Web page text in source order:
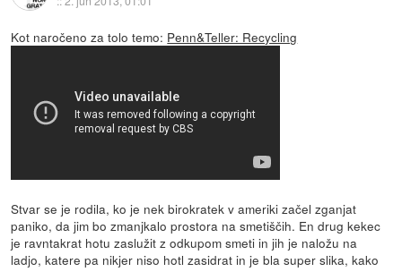
Kot naročeno za tolo temo: Penn&Teller: Recycling
Stvar se je rodila, ko je nek birokratek v ameriki začel zganjat
paniko, da jim bo zmanjkalo prostora na smetiščih. En drug kekec
je ravntakrat hotu zaslužit z odkupom smeti in jih je naložu na
ladjo, katere pa nikjer niso hotl zasidrat in je bla super slika, kako